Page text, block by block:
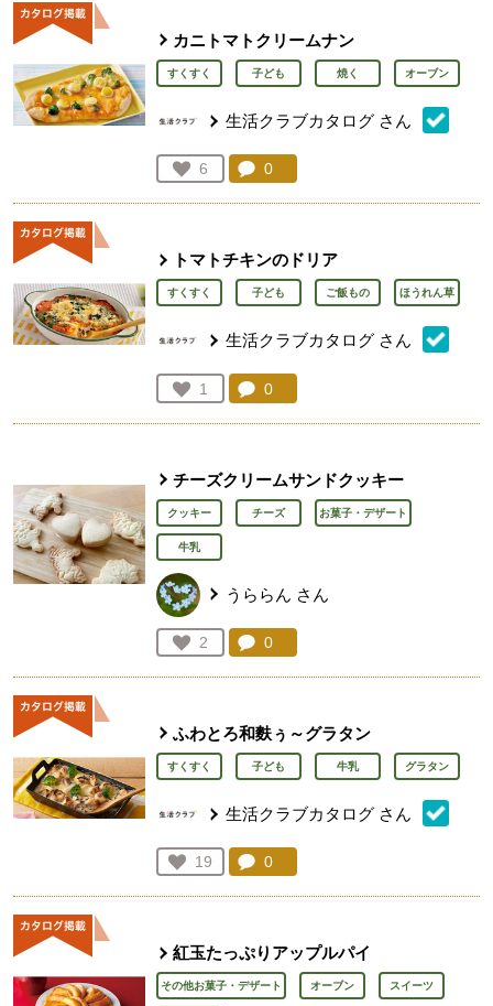
カニトマトクリームナン​
すくすく 子ども 焼く オーブン
生活クラブカタログ さん
お気に入り登録：
6
人が登録
コメント：
0
トマトチキンのドリア
すくすく 子ども ご飯もの ほうれん草
生活クラブカタログ さん
お気に入り登録：
1
人が登録
コメント：
0
チーズクリームサンドクッキー
クッキー チーズ お菓子・デザート
牛乳
うららん さん
お気に入り登録：
2
人が登録
コメント：
0
ふわとろ和麩ぅ～グラタン
すくすく 子ども 牛乳 グラタン
生活クラブカタログ さん
お気に入り登録：
19
人が登録
コメント：
0
紅玉たっぷりアップルパイ
その他お菓子・デザート オーブン スイーツ